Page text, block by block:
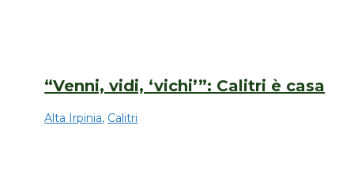
“Venni, vidi, ‘vichi’”: Calitri è casa
Alta Irpinia, Calitri